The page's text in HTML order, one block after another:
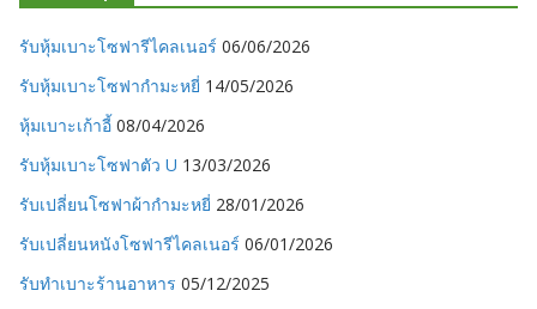
รับหุ้มเบาะโซฟารีไคลเนอร์ 06/06/2026
รับหุ้มเบาะโซฟากำมะหยี่ 14/05/2026
หุ้มเบาะเก้าอี้ 08/04/2026
รับหุ้มเบาะโซฟาตัว U 13/03/2026
รับเปลี่ยนโซฟาผ้ากำมะหยี่ 28/01/2026
รับเปลี่ยนหนังโซฟารีไคลเนอร์ 06/01/2026
รับทำเบาะร้านอาหาร 05/12/2025